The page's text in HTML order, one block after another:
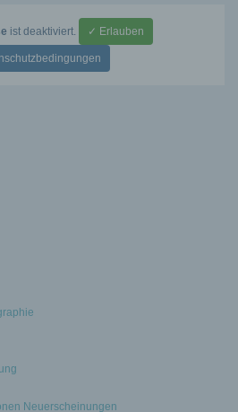
ist deaktiviert. ✓ Erlauben
Neuerscheinungen